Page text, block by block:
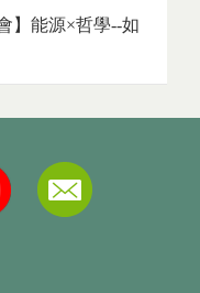
】能源×哲學--如